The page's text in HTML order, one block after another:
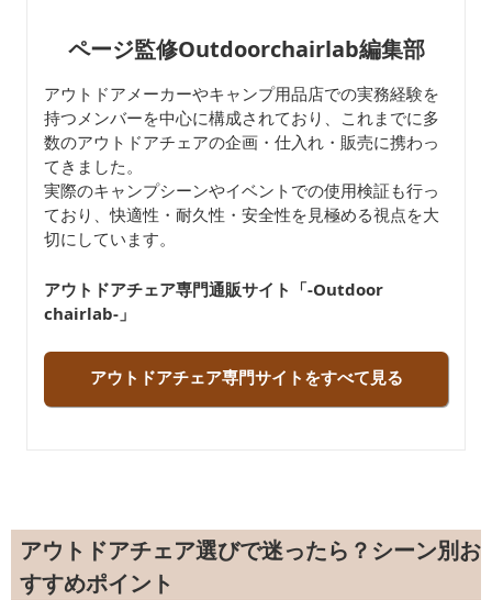
ページ監修Outdoorchairlab編集部
アウトドアメーカーやキャンプ用品店での実務経験を
持つメンバーを中心に構成されており、これまでに多
数のアウトドアチェアの企画・仕入れ・販売に携わっ
てきました。
実際のキャンプシーンやイベントでの使用検証も行っ
ており、快適性・耐久性・安全性を見極める視点を大
切にしています。
アウトドアチェア専門通販サイト「-Outdoor
chairlab-」
アウトドアチェア専門サイトをすべて見る
アウトドアチェア選びで迷ったら？シーン別お
すすめポイント